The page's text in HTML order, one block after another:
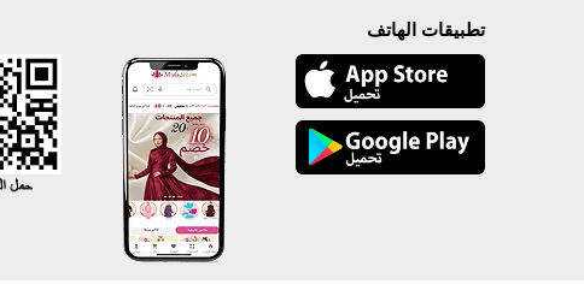
تطبيقات الهاتف